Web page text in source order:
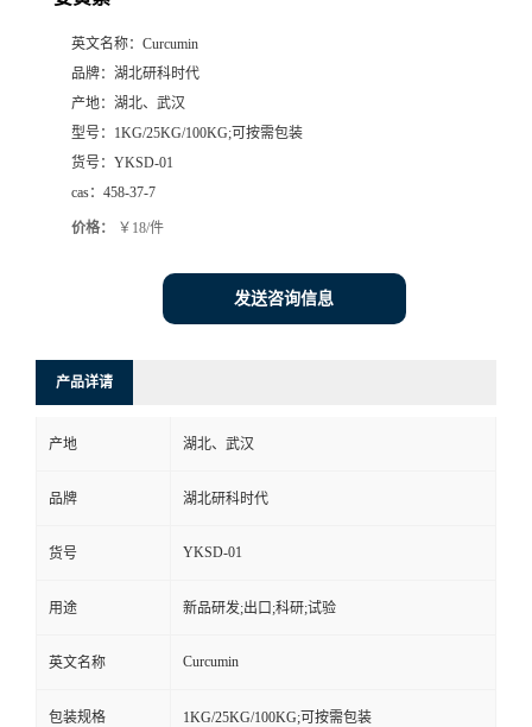
英文名称： Curcumin
品牌： 湖北研科时代
产地： 湖北、武汉
型号： 1KG/25KG/100KG;可按需包装
货号： YKSD-01
cas： 458-37-7
价格： ￥18/件
发送咨询信息
产品详请
产地 湖北、武汉
品牌 湖北研科时代
货号 YKSD-01
用途 新品研发;出口;科研;试验
英文名称 Curcumin
包装规格 1KG/25KG/100KG;可按需包装